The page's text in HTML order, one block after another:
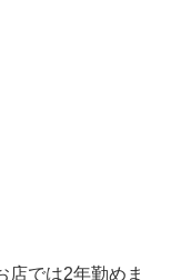
店では2年勤めま